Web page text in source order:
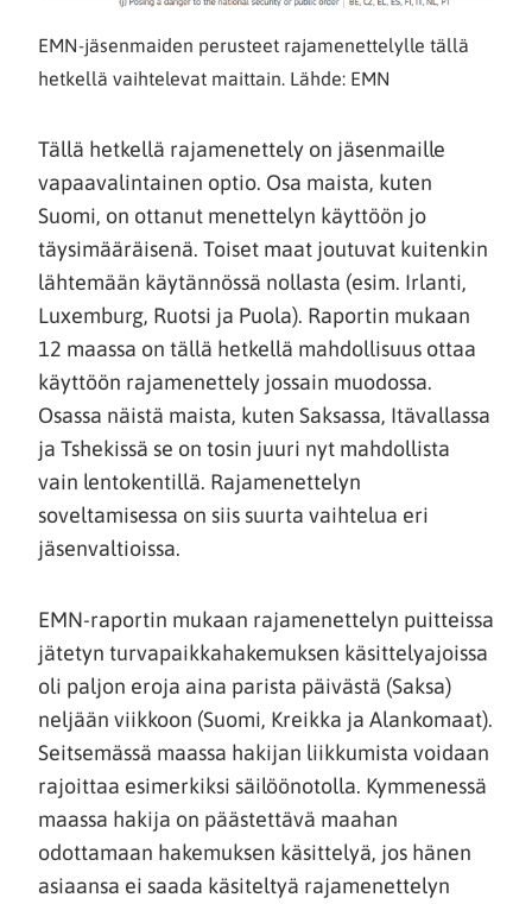
EMN-jäsenmaiden perusteet rajamenettelylle tällä
hetkellä vaihtelevat maittain. Lähde: EMN
Tällä hetkellä rajamenettely on jäsenmaille
vapaavalintainen optio. Osa maista, kuten
Suomi, on ottanut menettelyn käyttöön jo
täysimääräisenä. Toiset maat joutuvat kuitenkin
lähtemään käytännössä nollasta (esim. Irlanti,
Luxemburg, Ruotsi ja Puola). Raportin mukaan
12 maassa on tällä hetkellä mahdollisuus ottaa
käyttöön rajamenettely jossain muodossa.
Osassa näistä maista, kuten Saksassa, Itävallassa
ja Tshekissä se on tosin juuri nyt mahdollista
vain lentokentillä. Rajamenettelyn
soveltamisessa on siis suurta vaihtelua eri
jäsenvaltioissa.
EMN-raportin mukaan rajamenettelyn puitteissa
jätetyn turvapaikkahakemuksen käsittelyajoissa
oli paljon eroja aina parista päivästä (Saksa)
neljään viikkoon (Suomi, Kreikka ja Alankomaat).
Seitsemässä maassa hakijan liikkumista voidaan
rajoittaa esimerkiksi säilöönotolla. Kymmenessä
maassa hakija on päästettävä maahan
odottamaan hakemuksen käsittelyä, jos hänen
asiaansa ei saada käsiteltyä rajamenettelyn